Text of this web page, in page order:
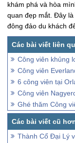
khám phá và hòa
quan đẹp mắt. Đây
đông đảo du khách
Công viên khủng long
Công viên Everland -
6 công viên tại
Công viên Nagyerdei:
Ghé thăm Công viên
Thành Cổ Đại Lý và